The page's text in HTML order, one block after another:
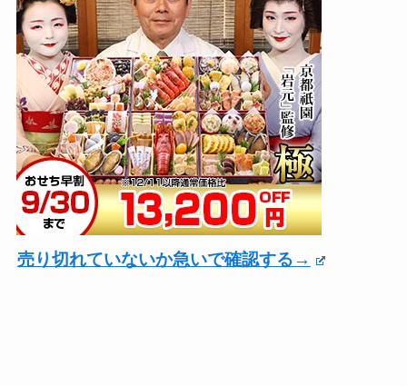
売り切れていないか急いで確認する→